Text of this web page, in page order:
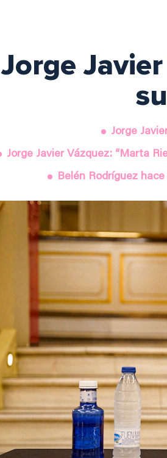
Jorge
Jorge
Jorge Javier Vázquez: “Marta
Belén Rodríguez